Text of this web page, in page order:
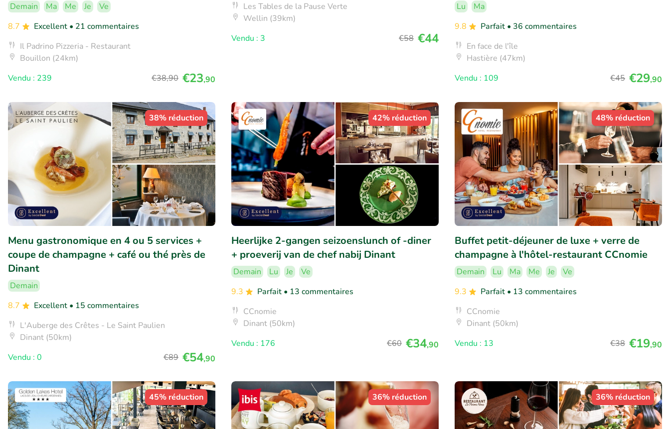
Demain Ma Me Je
Ve
8.7
Excellent • 21 commentaires
Il Padrino Pizzeria - Restaurant
Bouillon (24km)
Vendu : 239
€38,90 €23,90
Les Tables de la Pause Verte
Wellin (39km)
Vendu : 3
€58 €44
Lu
Ma
9.8
Parfait • 36 commentaires
En face de l'île
Hastière (47km)
Vendu : 109
€45 €29,90
38% réduction
Menu gastronomique en 4 ou 5 services +
coupe de champagne + café ou thé près de
Dinant
Demain
8.7
Excellent • 15 commentaires
L'Auberge des Crêtes - Le Saint Paulien
Dinant (50km)
Vendu : 0
€89 €54,90
42% réduction
Heerlijke 2-gangen seizoenslunch of -diner
+ proeverij van de chef nabij Dinant
Demain Lu Je
Ve
9.3
Parfait • 13 commentaires
CCnomie
Dinant (50km)
Vendu : 176
€60 €34,90
48% réduction
Buffet petit-déjeuner de luxe + verre de
champagne à l'hôtel-restaurant CCnomie
Demain Lu Ma Me Je
Ve
9.3
Parfait • 13 commentaires
CCnomie
Dinant (50km)
Vendu : 13
€38 €19,90
45% réduction 36% réduction 36% réduction